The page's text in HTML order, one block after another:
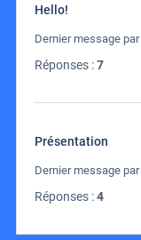
Hello!
Dernier message par
Réponses :7
Présentation
Dernier message par
Réponses :4